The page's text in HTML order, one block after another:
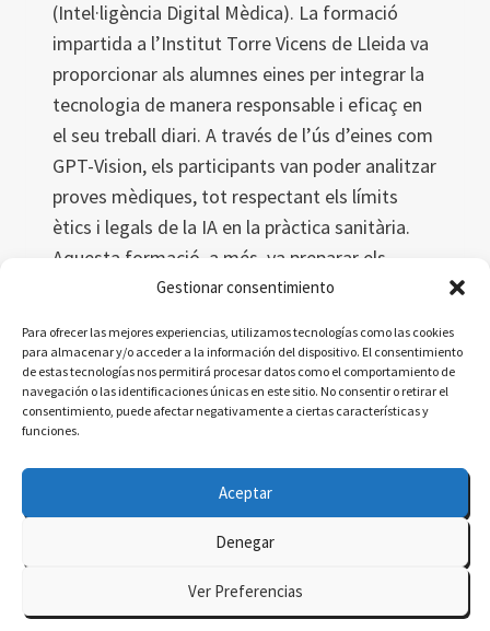
Gestionar consentimiento
Para ofrecer las mejores experiencias, utilizamos tecnologías como las cookies
para almacenar y/o acceder a la información del dispositivo. El consentimiento
de estas tecnologías nos permitirá procesar datos como el comportamiento de
navegación o las identificaciones únicas en este sitio. No consentir o retirar el
consentimiento, puede afectar negativamente a ciertas características y
funciones.
Aceptar
Denegar
Ver Preferencias
(Intel·ligència Digital Mèdica). La formació
impartida a l’Institut Torre Vicens de Lleida va
proporcionar als alumnes eines per integrar la
tecnologia de manera responsable i eficaç en
el seu treball diari. A través de l’ús d’eines com
GPT-Vision, els participants van poder analitzar
proves mèdiques, tot respectant els límits
ètics i legals de la IA en la pràctica sanitària.
Aquesta formació, a més, va preparar els
futurs tècnics per afrontar els reptes del futur
contínua com a eina fonamental per adaptar-
se a les noves tecnologies.
LEER MÁS
Kadence WP